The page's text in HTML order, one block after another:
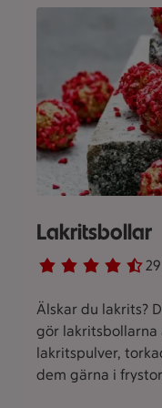
Lakritsbollar
Betyg 4.3 av 5. 29
29 personer har
Älskar du lakrits?
gör lakritsbollarna
lakritspulver,
dem gärna i